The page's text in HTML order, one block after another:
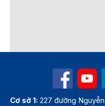
Cơ sở 1: 227 đường